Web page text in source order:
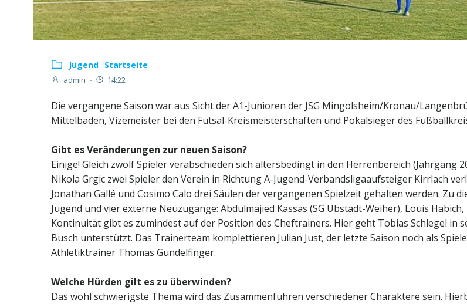
Jugend Startseite
admin - 14:22
Die vergangene Saison war aus Sicht der A1-Junioren der JSG Mingolsheim/Kronau/
Mittelbaden, Vizemeister bei den Futsal-Kreismeisterschaften und Pokalsieger des
Gibt es Veränderungen zur neuen Saison?
Einige! Gleich zwölf Spieler verabschieden sich altersbedingt in den Herrenbereich (Jahrgang
Nikola Grgic zwei Spieler den Verein in Richtung A-Jugend-Verbandsligaaufsteiger Kirrlach
Jonathan Gallé und Cosimo Calo drei Säulen der vergangenen Spielzeit gehalten werden. Zu
Jugend und vier externe Neuzugänge: Abdulmajied Kassas (SG Ubstadt-Weiher), Louis
Kontinuität gibt es zumindest auf der Position des Cheftrainers. Hier geht Tobias Schlegel in
Busch unterstützt. Das Trainerteam komplettieren Julian Just, der letzte Saison noch als
Athletiktrainer Thomas Gundelfinger.
Welche Hürden gilt es zu überwinden?
Das wohl schwierigste Thema wird das Zusammenführen verschiedener Charaktere sein.